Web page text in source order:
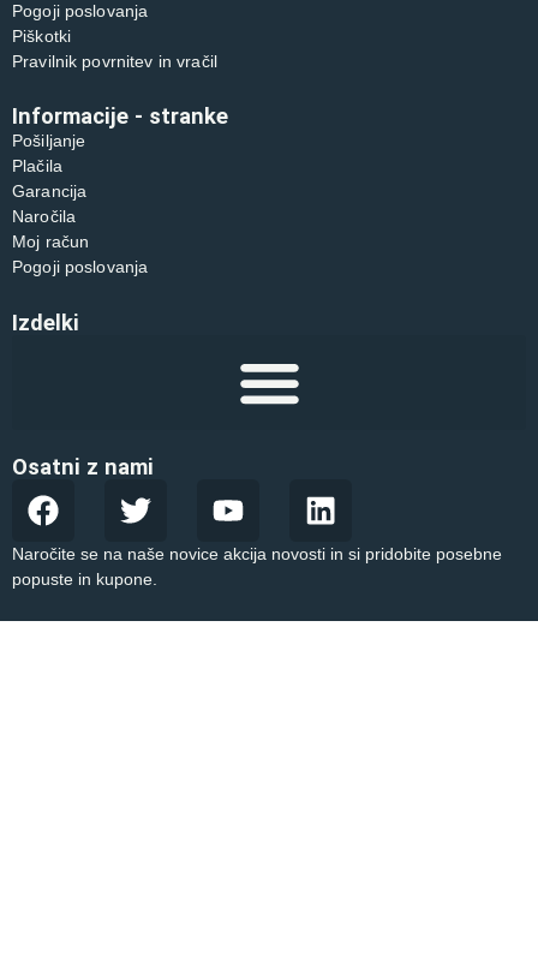
Pogoji poslovanja
Piškotki
Pravilnik povrnitev in vračil
Informacije - stranke
Pošiljanje
Plačila
Garancija
Naročila
Moj račun
Pogoji poslovanja
Izdelki
Osatni z nami
Naročite se na naše novice akcija novosti in si pridobite posebne
popuste in kupone.